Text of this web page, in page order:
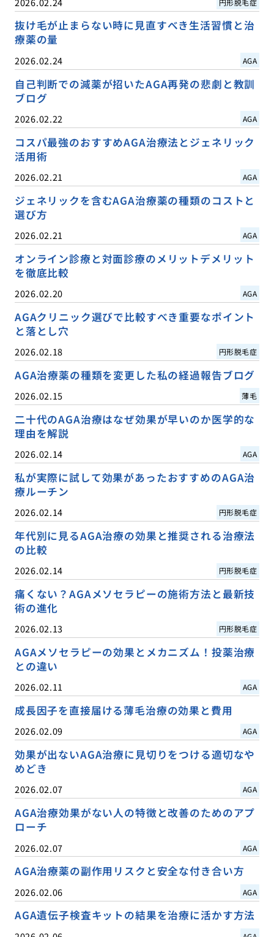
抜け毛が止まらない時に見直すべき生活習慣と治
療薬の量
2026.02.24 AGA
自己判断での減薬が招いたAGA再発の悲劇と教訓
ブログ
2026.02.22 AGA
コスパ最強のおすすめAGA治療法とジェネリック
活用術
2026.02.21 AGA
ジェネリックを含むAGA治療薬の種類のコストと
選び方
2026.02.21 AGA
オンライン診療と対面診療のメリットデメリット
を徹底比較
2026.02.20 AGA
AGAクリニック選びで比較すべき重要なポイント
と落とし穴
2026.02.18 円形脱毛症
AGA治療薬の種類を変更した私の経過報告ブログ
2026.02.15 薄毛
二十代のAGA治療はなぜ効果が早いのか医学的な
理由を解説
2026.02.14 AGA
私が実際に試して効果があったおすすめのAGA治
療ルーチン
2026.02.14 円形脱毛症
年代別に見るAGA治療の効果と推奨される治療法
の比較
2026.02.14 円形脱毛症
痛くない？AGAメソセラピーの施術方法と最新技
術の進化
2026.02.13 円形脱毛症
AGAメソセラピーの効果とメカニズム！投薬治療
との違い
2026.02.11 AGA
成長因子を直接届ける薄毛治療の効果と費用
2026.02.09 AGA
効果が出ないAGA治療に見切りをつける適切なや
めどき
2026.02.07 AGA
AGA治療効果がない人の特徴と改善のためのアプ
ローチ
2026.02.07 AGA
AGA治療薬の副作用リスクと安全な付き合い方
2026.02.06 AGA
AGA遺伝子検査キットの結果を治療に活かす方法